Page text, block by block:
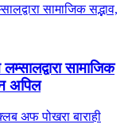
सामाजिक
अपिल